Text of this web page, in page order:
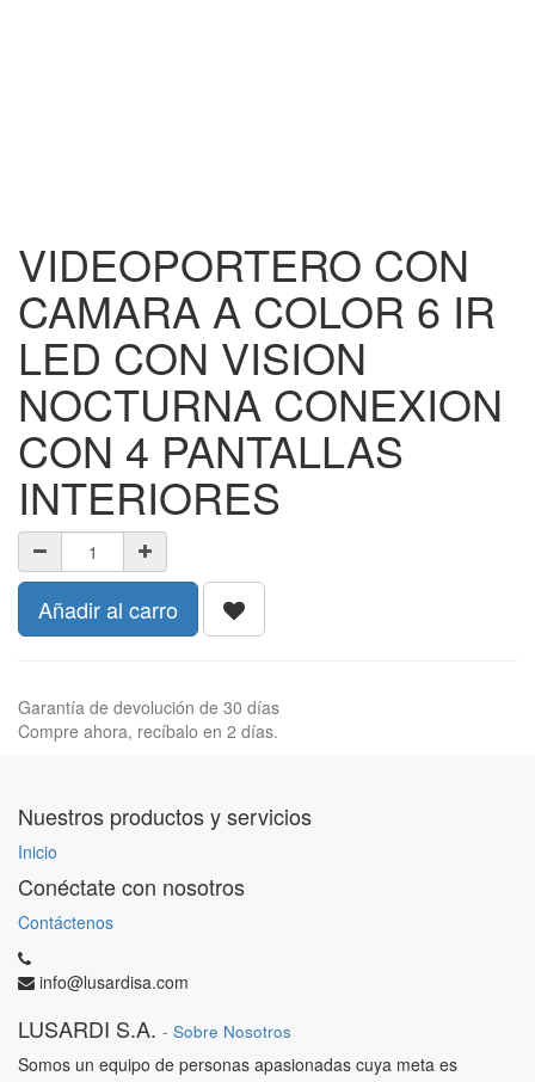
VIDEOPORTERO CON
CAMARA A COLOR 6 IR
LED CON VISION
NOCTURNA CONEXION
CON 4 PANTALLAS
INTERIORES
Añadir al carro
Garantía de devolución de 30 días
Compre ahora, recíbalo en 2 días.
Nuestros productos y servicios
Inicio
Conéctate con nosotros
Contáctenos
info@lusardisa.com
LUSARDI S.A. - Sobre Nosotros
Somos un equipo de personas apasionadas cuya meta es